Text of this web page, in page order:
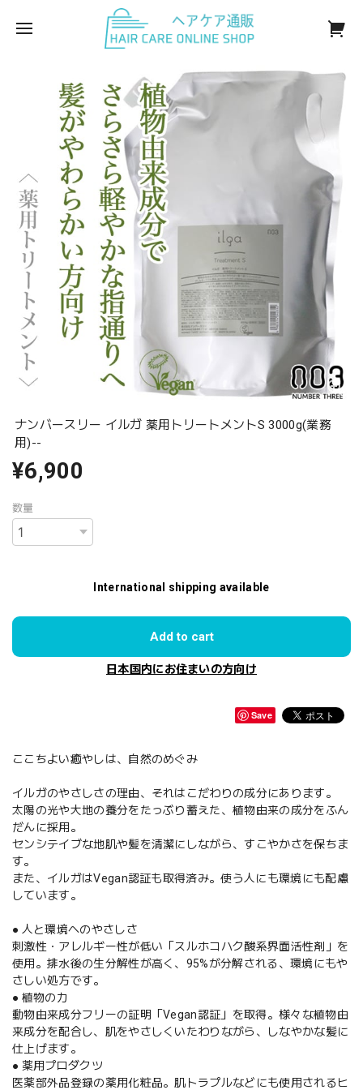
ナンバースリー イルガ 薬用トリートメントS 3000g(業務
用)--
¥6,900
数量
International shipping available
Add to cart
日本国内にお住まいの方向け
Save
ここちよい癒やしは、自然のめぐみ
イルガのやさしさの理由、それはこだわりの成分にあります。
太陽の光や大地の養分をたっぶり蓄えた、植物由来の成分をふん
だんに採用。
センシテイブな地肌や髪を清潔にしながら、すこやかさを保ちま
す。
また、イルガはVegan認証も取得済み。使う人にも環境にも配慮
しています。
● 人と環境へのやさしさ
刺激性・アレルギー性が低い「スルホコハク酸系界面活性剤」を
使用。排水後の生分解性が高く、95%が分解される、環境にもや
さしい処方です。
● 植物の力
動物由来成分フリーの証明「Vegan認証」を取得。様々な植物由
来成分を配合し、肌をやさしくいたわりながら、しなやかな髪に
仕上げます。
● 薬用プロダクツ
医薬部外品登録の薬用化粧品。肌トラプルなどにも使用されるヒ